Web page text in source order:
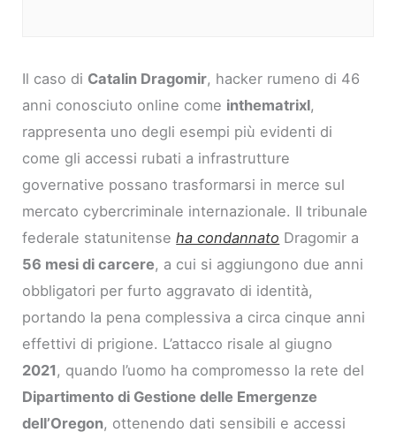
Il caso di Catalin Dragomir, hacker rumeno di 46
anni conosciuto online come inthematrixl,
rappresenta uno degli esempi più evidenti di
come gli accessi rubati a infrastrutture
governative possano trasformarsi in merce sul
mercato cybercriminale internazionale. Il tribunale
federale statunitenseha condannato Dragomir a
56 mesi di carcere, a cui si aggiungono due anni
obbligatori per furto aggravato di identità,
portando la pena complessiva a circa cinque anni
effettivi di prigione. L’attacco risale al giugno
2021, quando l’uomo ha compromesso la rete del
Dipartimento di Gestione delle Emergenze
dell’Oregon, ottenendo dati sensibili e accessi